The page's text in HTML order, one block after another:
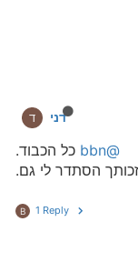
ד דני
@bbn
כל הכבוד.
הסתדר לי גם.
B 1 Reply